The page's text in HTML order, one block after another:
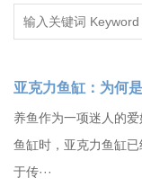
亚克力鱼缸：为何
养鱼作为一项迷人的
鱼缸时，亚克力鱼缸
于传···